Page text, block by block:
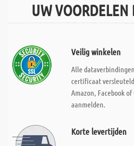
UW
Veilig winkelen
Alle
certificaat
Amazon, Facebook
aanmelden.
Korte levertijden